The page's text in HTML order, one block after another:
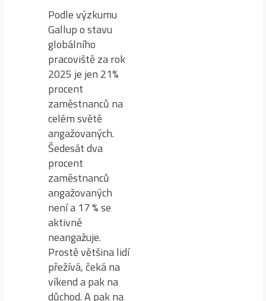
Podle výzkumu
Gallup o stavu
globálního
pracoviště za rok
2025 je jen 21%
procent
zaměstnanců na
celém světě
angažovaných.
Šedesát dva
procent
zaměstnanců
angažovaných
není a 17 % se
aktivně
neangažuje.
Prostě většina lidí
přežívá, čeká na
víkend a pak na
důchod. A pak na